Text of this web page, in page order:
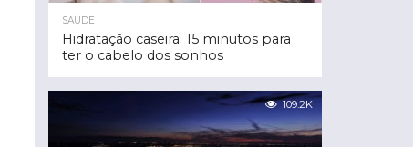
SAÚDE
Hidratação caseira: 15 minutos para
ter o cabelo dos sonhos
109.2K